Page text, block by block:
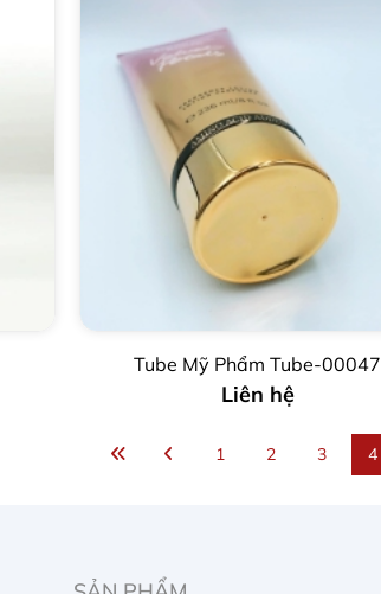
Tube Mỹ Phẩm Tube-00047
Liên hệ
1 2 3 4